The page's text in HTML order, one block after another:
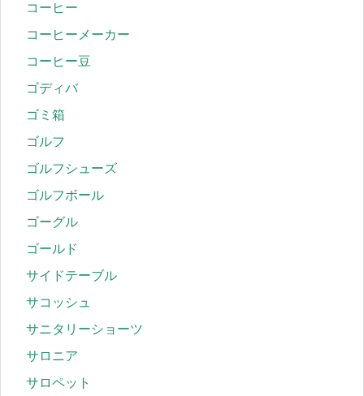
コーヒー
コーヒーメーカー
コーヒー豆
ゴディバ
ゴミ箱
ゴルフ
ゴルフシューズ
ゴルフボール
ゴーグル
ゴールド
サイドテーブル
サコッシュ
サニタリーショーツ
サロニア
サロペット